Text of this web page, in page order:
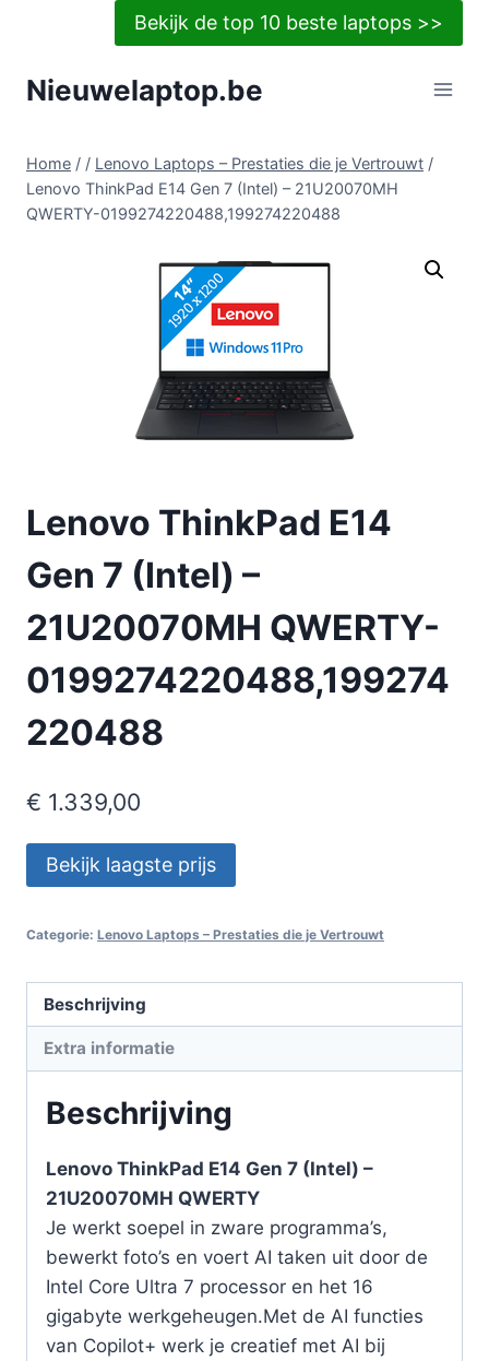
Bekijk de top 10 beste laptops >>
Nieuwelaptop.be
Home / / Lenovo Laptops – Prestaties die je Vertrouwt /
Lenovo ThinkPad E14 Gen 7 (Intel) – 21U20070MH
QWERTY-0199274220488,199274220488
Lenovo ThinkPad E14
Gen 7 (Intel) –
21U20070MH QWERTY-
0199274220488,199274
220488
€ 1.339,00
Bekijk laagste prijs
Categorie: Lenovo Laptops – Prestaties die je Vertrouwt
Beschrijving
Extra informatie
Beschrijving
Lenovo ThinkPad E14 Gen 7 (Intel) –
21U20070MH QWERTY
Je werkt soepel in zware programma’s,
bewerkt foto’s en voert AI taken uit door de
Intel Core Ultra 7 processor en het 16
gigabyte werkgeheugen.Met de AI functies
van Copilot+ werk je creatief met AI bij